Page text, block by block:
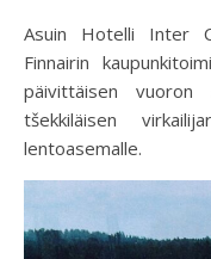
Asuin Hotelli Inter
Finnairin
päivittäisen vuoron
tšekkiläisen
lentoasemalle.